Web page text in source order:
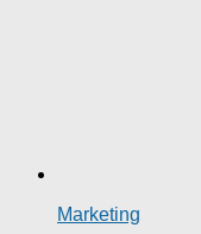
Marketing